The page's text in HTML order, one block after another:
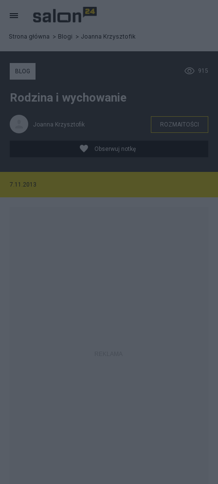
Strona główna Blogi Joanna Krzysztofik
915
BLOG
Rodzina i wychowanie
Joanna Krzysztofik ROZMAITOŚCI
Obserwuj notkę
7.11.2013